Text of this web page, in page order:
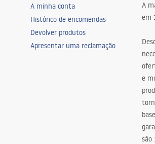
A minha conta
Histórico de encomendas
Devolver produtos
Apresentar uma reclamação
A
em
e
são